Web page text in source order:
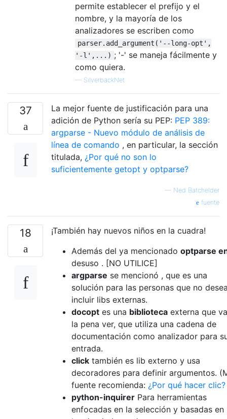
permite establecer el prefijo y el
nombre, y la mayoría de los
analizadores se escriben como
parser.add_argument('--long-opt',
'-l',...) ; '-' se maneja fácilmente y
como quiera.
— SilverbackNet
37
La mejor fuente de justificación para una
adición de Python sería su PEP: PEP 389:
argparse - Nuevo módulo de análisis de
línea de comando , en particular, la sección
titulada, ¿Por qué no son lo
suficientemente getopt y optparse?
— Ned Batchelder
fuente
18
¡También hay nuevos niños en la cuadra!
Además del ya mencionado optparse
desuso . [NO UTILICE]
argparse se mencionó , que es una
solución para las personas que no
incluir libs externas.
docopt es una biblioteca externa que
la pena ver, que utiliza una cadena de
documentación como analizador para
entrada.
click también es lib externo y usa
decoradores para definir argumentos.
fuente recomienda: ¿Por qué hacer clic?
python-inquirer Para herramientas
enfocadas en la selección y basadas en